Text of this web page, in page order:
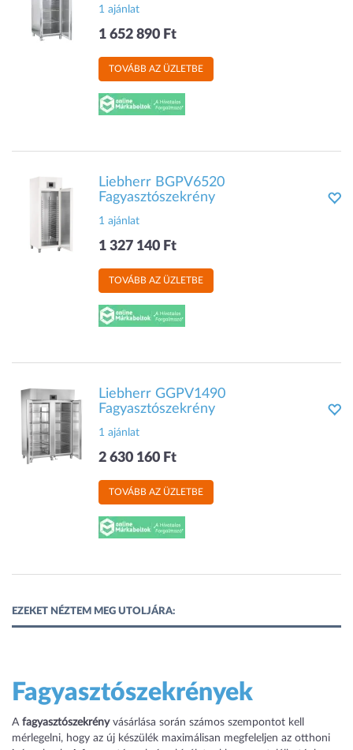
1 ajánlat
1 652 890 Ft
TOVÁBB AZ ÜZLETBE
Liebherr BGPV6520
Fagyasztószekrény
1 ajánlat
1 327 140 Ft
TOVÁBB AZ ÜZLETBE
Liebherr GGPV1490
Fagyasztószekrény
1 ajánlat
2 630 160 Ft
TOVÁBB AZ ÜZLETBE
EZEKET NÉZTEM MEG UTOLJÁRA:
Fagyasztószekrények
A fagyasztószekrényvásárlása során számos szempontot kell
mérlegelni, hogy az új készülék maximálisan megfeleljen az otthoni